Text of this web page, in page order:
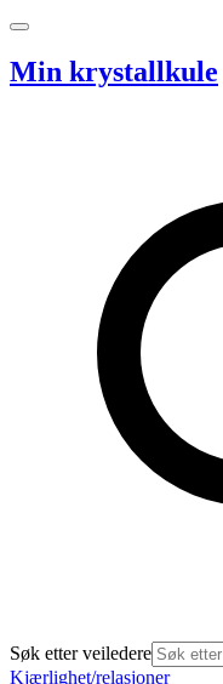
Hopp til innhold
Min krystallkule
Søk etter veiledere
Kjærlighet/relasjoner